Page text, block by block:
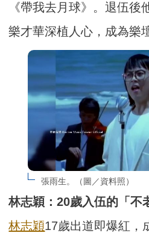
《帶我去月球》。退伍後
樂才華深植人心，成為樂
張雨生。（圖／資料照）
林志穎：20歲入伍的「不
林志穎17歲出道即爆紅，